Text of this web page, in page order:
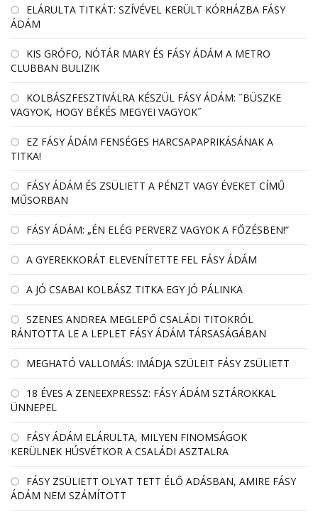
EL­ÁRULTA TIT­KÁT: SZÍ­VÉ­VEL KE­RÜLT KÓR­HÁZBA FÁSY
ÁDÁM
KIS GRÓFO, NÓTÁR MARY ÉS FÁSY ÁDÁM A METRO
CLUBBAN BULIZIK
KOLBÁSZFESZTIVÁLRA KÉSZÜL FÁSY ÁDÁM: ˝BÜSZKE
VAGYOK, HOGY BÉKÉS MEGYEI VAGYOK˝
EZ FÁSY ÁDÁM FENSÉGES HARCSAPAPRIKÁSÁNAK A
TITKA!
FÁSY ÁDÁM ÉS ZSÜLIETT A PÉNZT VAGY ÉVEKET CÍMŰ
MŰSORBAN
FÁSY ÁDÁM: „ÉN ELÉG PERVERZ VAGYOK A FŐZÉSBEN!”
A GYEREKKORÁT ELEVENÍTETTE FEL FÁSY ÁDÁM
A JÓ CSABAI KOLBÁSZ TITKA EGY JÓ PÁLINKA
SZENES ANDREA MEGLEPŐ CSALÁDI TITOKRÓL
RÁNTOTTA LE A LEPLET FÁSY ÁDÁM TÁRSASÁGÁBAN
MEGHATÓ VALLOMÁS: IMÁDJA SZÜLEIT FÁSY ZSÜLIETT
18 ÉVES A ZENEEXPRESSZ: FÁSY ÁDÁM SZTÁROKKAL
ÜNNEPEL
FÁSY ÁDÁM ELÁRULTA, MILYEN FINOMSÁGOK
KERÜLNEK HÚSVÉTKOR A CSALÁDI ASZTALRA
FÁSY ZSÜLIETT OLYAT TETT ÉLŐ ADÁSBAN, AMIRE FÁSY
ÁDÁM NEM SZÁMÍTOTT